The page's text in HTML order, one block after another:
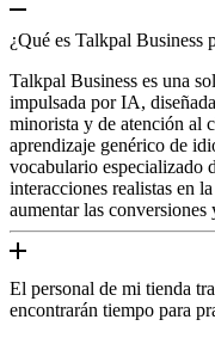
¿Qué es Talkpal Business
Talkpal Business es una
impulsada por IA,
minorista y de atención al
aprendizaje genérico de
vocabulario especializado
interacciones realistas en
aumentar las
El personal de mi tienda
encontrarán tiempo para